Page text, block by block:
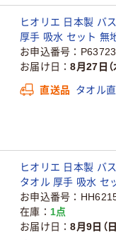
ヒオリエ 日本製 バ
厚手 吸水 セット 無
お申込番号
お届け日
8月27日（
直送品 タオル
ヒオリエ 日本製 バ
タオル 厚手 吸水 セ
お申込番号
在庫
1点
お届け日
8月9日（日